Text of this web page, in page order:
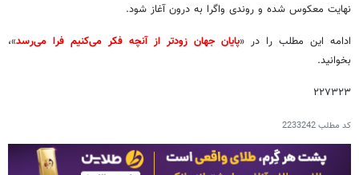
نهایت معکوس شده و روندی واگرا به درون آغاز شود.
ادامه این مطلب را در «پایان جهان زودتر از آنچه فکر می‌کنیم فرا می‌رسد»،
بخوانید.
۲۲۷۳۲۳
کد مطلب2233242